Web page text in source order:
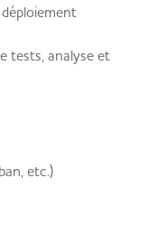
tests, analyse et
etc.)